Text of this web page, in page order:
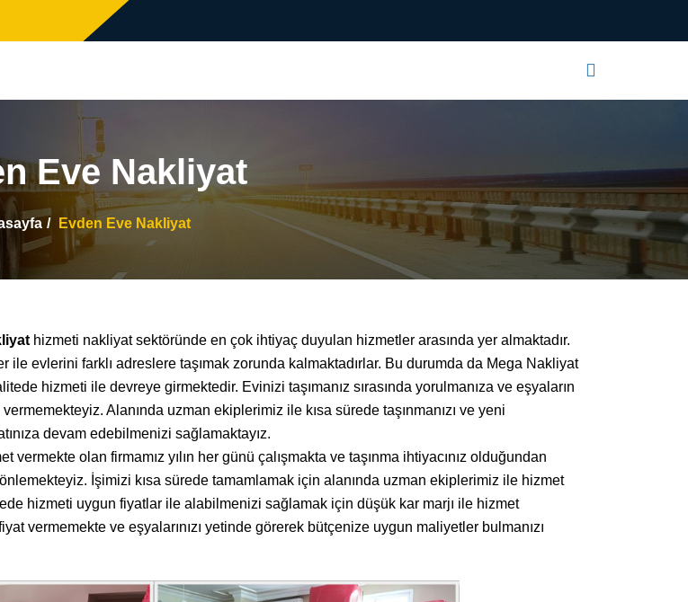
Eve Nakliyat
Evden Eve Nakliyat
hizmeti nakliyat sektöründe en çok ihtiyaç duyulan hizmetler arasında yer almaktadır.
ile evlerini farklı adreslere taşımak zorunda kalmaktadırlar. Bu durumda da Mega Nakliyat
hizmeti ile devreye girmektedir. Evinizi taşımanız sırasında yorulmanıza ve eşyaların
Alanında uzman ekiplerimiz ile kısa sürede taşınmanızı ve yeni
devam edebilmenizi sağlamaktayız.
vermekte olan firmamız yılın her günü çalışmakta ve taşınma ihtiyacınız olduğundan
İşimizi kısa sürede tamamlamak için alanında uzman ekiplerimiz ile hizmet
hizmeti uygun fiyatlar ile alabilmenizi sağlamak için düşük kar marjı ile hizmet
vermemekte ve eşyalarınızı yetinde görerek bütçenize uygun maliyetler bulmanızı